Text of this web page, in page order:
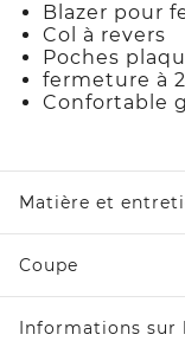
Blazer pour
Col à revers
Poches
fermeture à
Confortable
Matière et
Coupe
Informations sur